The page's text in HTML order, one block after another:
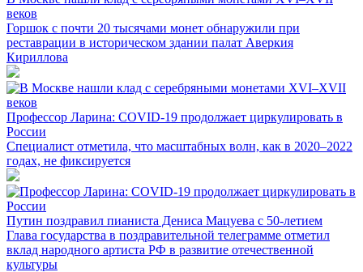
веков
Горшок с почти 20 тысячами монет обнаружили при
реставрации в историческом здании палат Аверкия
Кириллова
Профессор Ларина: COVID-19 продолжает циркулировать в
России
Специалист отметила, что масштабных волн, как в 2020–2022
годах, не фиксируется
Путин поздравил пианиста Дениса Мацуева с 50-летием
Глава государства в поздравительной телеграмме отметил
вклад народного артиста РФ в развитие отечественной
культуры